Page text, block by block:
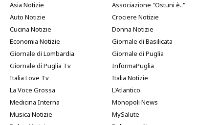
Asia Notizie
Associazione "Ostuni è.."
Auto Notizie
Crociere Notizie
Cucina Notizie
Donna Notizie
Economia Notizie
Giornale di Basilicata
Giornale di Lombardia
Giornale di Puglia
Giornale di Puglia Tv
InformaPuglia
Italia Love Tv
Italia Notizie
La Voce Grossa
L'Atlantico
Medicina Interna
Monopoli News
Musica Notizie
MySalute